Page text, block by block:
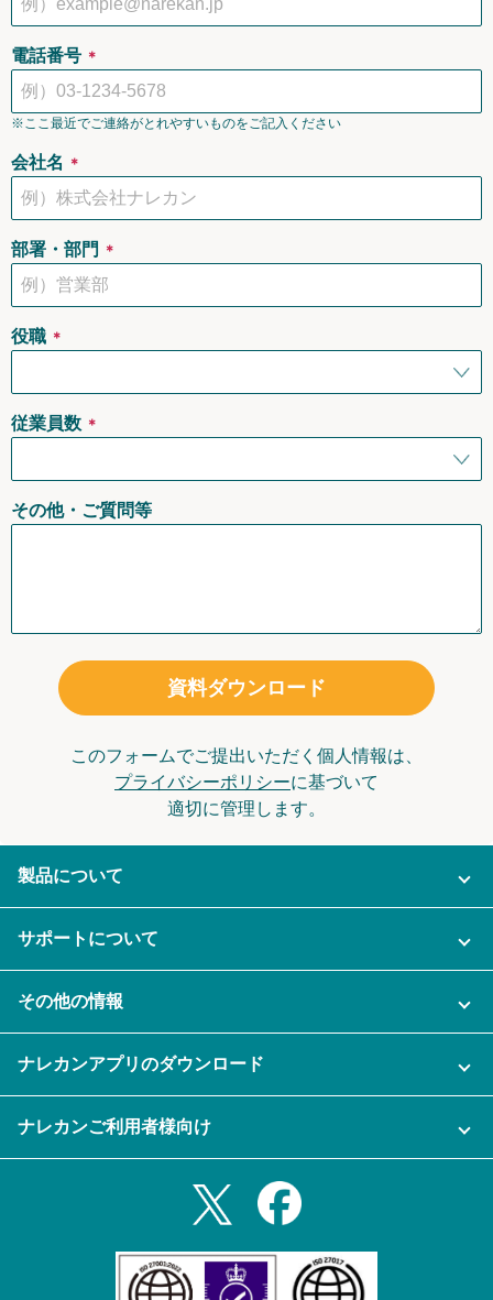
電話番号 ＊
※ここ最近でご連絡がとれやすいものをご記入ください
会社名 ＊
部署・部門 ＊
役職 ＊
従業員数 ＊
その他・ご質問等
資料ダウンロード
このフォームでご提出いただく個人情報は、
プライバシーポリシーに基づいて
適切に管理します。
製品について
ご利用企業様の声
セキュリティ
資料をダウンロードする
メール自動転送機能
サポートについて
充実サポート
その他の情報
セミナー一覧
プライバシーポリシー
ナレカンアプリのダウンロード
Androidタブレットアプリ
ナレカンご利用者様向け